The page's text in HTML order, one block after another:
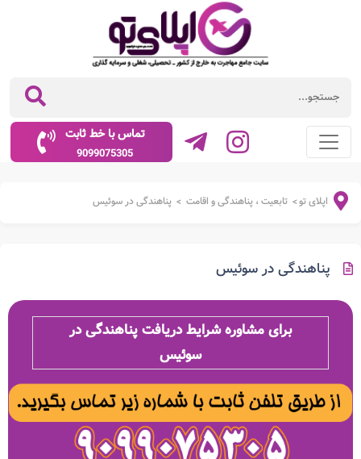
تماس با خط ثابت
9099075305
اپلای تو> تابعیت ، پناهندگی و اقامت > پناهندگی در سوئیس
پناهندگی در سوئیس
برای مشاوره شرایط دریافت پناهندگی در
سوئیس